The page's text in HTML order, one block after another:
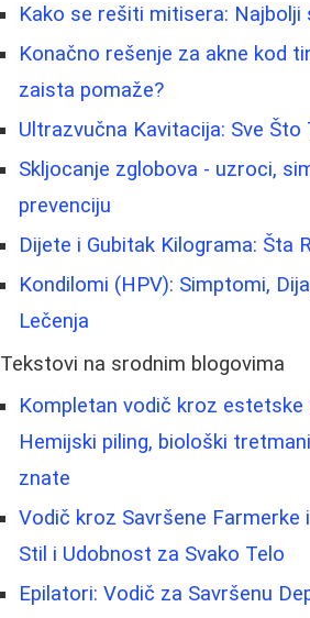
Kako se rešiti mitisera: Najbolji
Konačno rešenje za akne kod
zaista pomaže?
Ultrazvučna Kavitacija: Sve Što
Skljocanje zglobova - uzroci,
prevenciju
Dijete i Gubitak Kilograma: Šta
Kondilomi (HPV): Simptomi,
Lečenja
Tekstovi na srodnim blogovima
Kompletan vodič kroz estetske
Hemijski piling, biološki
znate
Vodič kroz Savršene Farmerke
Stil i Udobnost za Svako Telo
Epilatori: Vodič za Savršenu